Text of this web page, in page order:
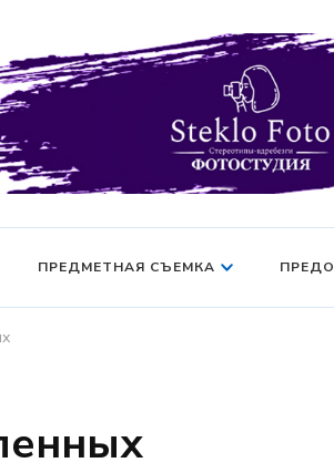
ПРЕДМЕТНАЯ СЪЕМКА